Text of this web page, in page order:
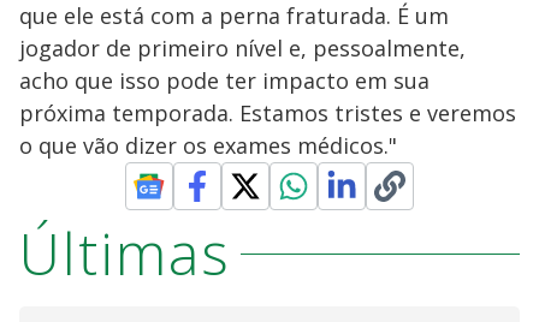
que ele está com a perna fraturada. É um
jogador de primeiro nível e, pessoalmente,
acho que isso pode ter impacto em sua
próxima temporada. Estamos tristes e veremos
o que vão dizer os exames médicos."
Últimas